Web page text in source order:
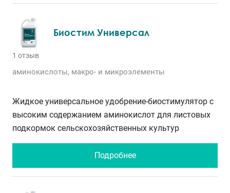
Биостим Универсал
1 отзыв
аминокислоты, макро- и микроэлементы
Жидкое универсальное удобрение-биостимулятор с
высоким содержанием аминокислот для листовых
подкормок сельскохозяйственных культур
Подробнее